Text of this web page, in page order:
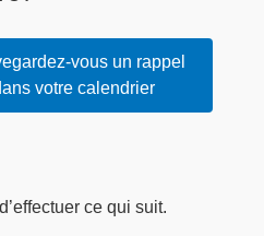
vous un rappel
votre calendrier
ce qui suit.